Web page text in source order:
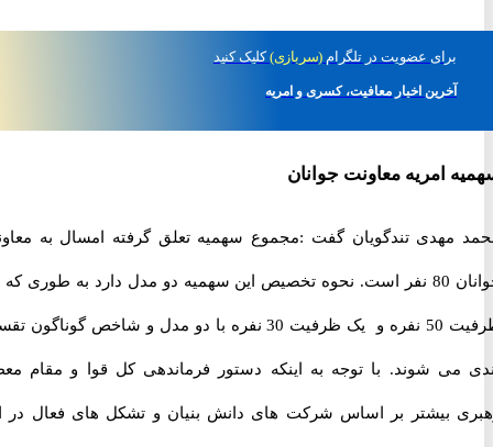
عضویت در تلگرام(سربازی) کلیک کنید
آخرین اخبار معافیت، کسری و امریه
امریه معاونت جوانان
مهدی تندگویان گفت :مجموع سهمیه تعلق گرفته امسال به معاونت
نحوه تخصیص این سهمیه دو مدل دارد به طوری که یک
ظرفیت 50 نفره و یک ظرفیت 30 نفره با دو مدل و شاخص گوناگون تقسیم
می شوند. با توجه به اینکه دستور فرماندهی کل قوا و مقام معظم
بیشتر بر اساس شرکت های دانش بنیان و تشکل های فعال در این